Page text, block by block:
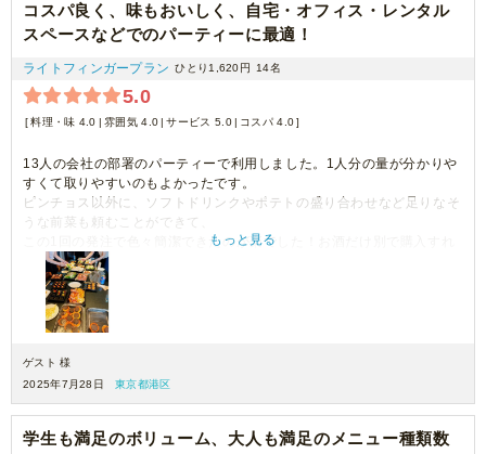
コスパ良く、味もおいしく、自宅・オフィス・レンタル
スペースなどでのパーティーに最適！
ライトフィンガープラン ひとり1,620円 14名
5.0
料理・味 4.0 雰囲気 4.0 サービス 5.0 コスパ 4.0
13人の会社の部署のパーティーで利用しました。1人分の量が分かりや
すくて取りやすいのもよかったです。
ピンチョス以外に、ソフトドリンクやポテトの盛り合わせなど足りなそ
うな前菜も頼むことができて、
この1回の発注で色々簡潔できたのが楽でした！お酒だけ別で購入すれ
ば成立しました。
味もおいしくて、注文も手軽だったのでまた利用したいです。
もっと見る
ゲスト 様
2025年7月28日
東京都港区
学生も満足のボリューム、大人も満足のメニュー種類数